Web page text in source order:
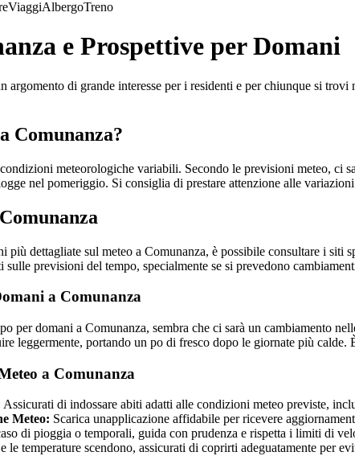
ViaggiAlbergoTreno
e Prospettive per Domani
argomento di grande interesse per i residenti e per chiunque si
Comunanza?
meteorologiche variabili. Secondo le previsioni meteo, ci
nel pomeriggio. Si consiglia di prestare attenzione alle
più dettagliate sul meteo a Comunanza, è possibile consultare i
sulle previsioni del tempo, specialmente se si prevedono
a Comunanza
per domani a Comunanza, sembra che ci sarà un cambiamento
leggermente, portando un po di fresco dopo le giornate più
a Comunanza
Assicurati di indossare abiti adatti alle condizioni meteo previste,
Meteo: Scarica unapplicazione affidabile per ricevere
di pioggia o temporali, guida con prudenza e rispetta i limiti di
le temperature scendono, assicurati di coprirti adeguatamente per